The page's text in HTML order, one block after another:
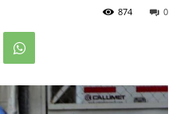
0
874